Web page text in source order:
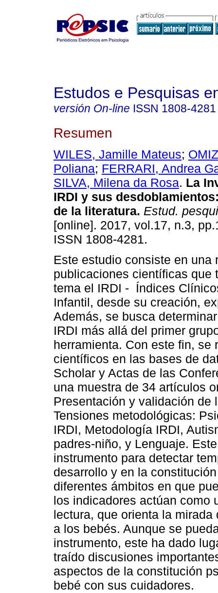
Estudos e Pesquisas
versión On-line ISSN 1808-4281
Resumen
WILES, Jamille Mateus;
Poliana; FERRARI, Andrea
SILVA, Milena da Rosa. La
IRDI y sus desdoblamientos
de la literatura. Estud.
[online]. 2017, vol.17, n.3,
ISSN 1808-4281.
Este estudio consiste en una
publicaciones científicas que
tema el IRDI - Índices
Infantil, desde su creación,
Además, se busca
IRDI más allá del primer
herramienta. Con este fin,
científicos en las bases de
Scholar y Actas de las
una muestra de 34 artículos
Presentación y validación de
Tensiones metodológicas:
IRDI, Metodología IRDI,
padres-niño, y Lenguaje.
instrumento para detectar
desarrollo y en la
diferentes ámbitos en que
los indicadores actúan como
lectura, que orienta la
a los bebés. Aunque se
instrumento, este ha dado
traído discusiones
aspectos de la constitución
bebé con sus cuidadores.